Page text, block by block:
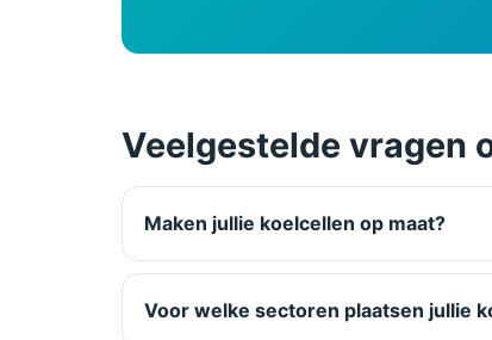
Veelgestelde vragen
Maken jullie koelcellen op maat?
Voor welke sectoren plaatsen jullie